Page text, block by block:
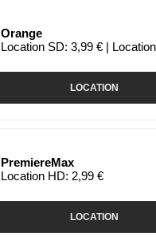
Orange
Location SD: 3,99 € |
LOCATION
PremiereMax
Location HD: 2,99 €
LOCATION